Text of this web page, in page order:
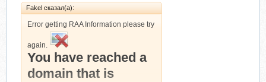
Fakel сказал(а):
Error getting RAA Information please try
again.
You have reached a
domain that is